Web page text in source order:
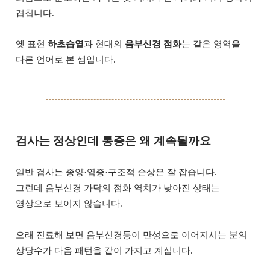
겹칩니다.
옛 표현 하초습열과 현대의 음부신경 점화는 같은 영역을
다른 언어로 본 셈입니다.
검사는 정상인데 통증은 왜 계속될까요
일반 검사는 종양·염증·구조적 손상은 잘 잡습니다.
그런데 음부신경 가닥의 점화 역치가 낮아진 상태는
영상으로 보이지 않습니다.
오래 진료해 보면 음부신경통이 만성으로 이어지시는 분의
상당수가 다음 패턴을 같이 가지고 계십니다.